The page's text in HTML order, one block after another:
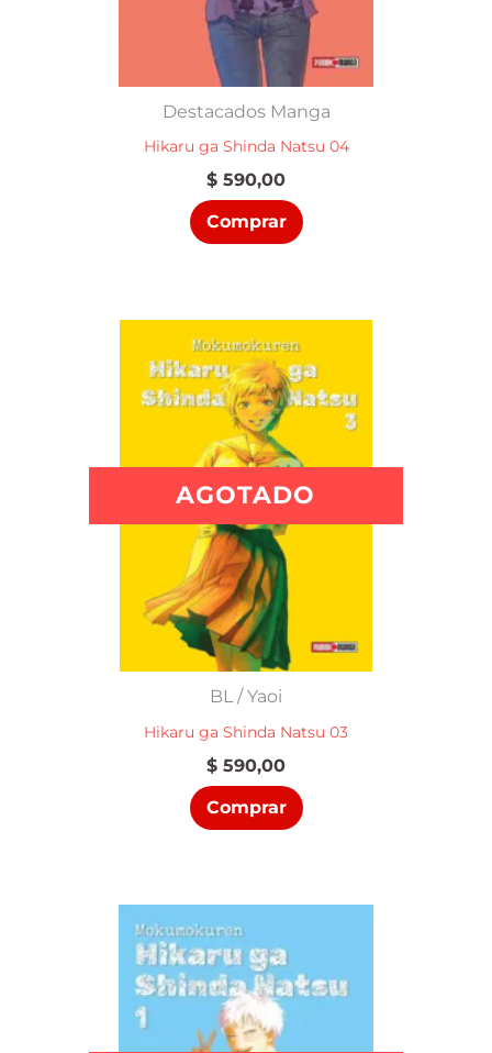
Destacados Manga
Hikaru ga Shinda Natsu 04
$ 590,00
Comprar
AGOTADO
BL / Yaoi
Hikaru ga Shinda Natsu 03
$ 590,00
Comprar